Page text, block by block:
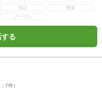
保証
整備
クーポン
る
7件）